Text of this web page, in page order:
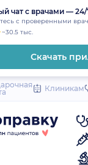
чат с врачами — 24/
с проверенными
~30.5 тыс.
Скачать
Закрыть
Клиникам